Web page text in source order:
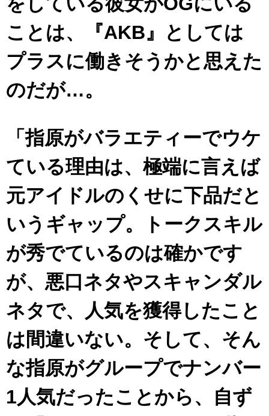
ことは、『AKB』としては
プラスに働きそうかと思えた
のだが…。
「指原がバラエティーでウケ
ている理由は、極端に言えば
元アイドルのくせに下品だと
いうギャップ。トークスキル
が秀でているのは確かです
が、悪口ネタやスキャンダル
ネタで、人気を獲得したこと
は間違いない。そして、そん
な指原がグループでナンバー
1人気だったことから、自ず